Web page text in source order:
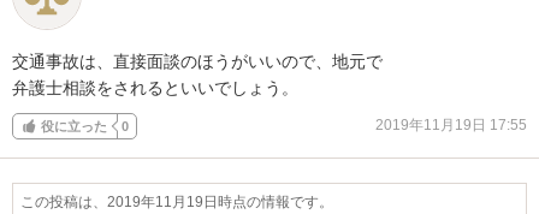
交通事故は、直接面談のほうがいいので、地元で
弁護士相談をされるといいでしょう。
役に立った 0 2019年11月19日 17:55
この投稿は、2019年11月19日時点の情報です。